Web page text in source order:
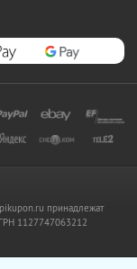
принадлежат
1127747063212